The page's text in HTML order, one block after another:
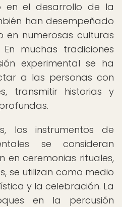
en el desarrollo de la
han desempeñado
en numerosas culturas
muchas tradiciones
experimental se ha
a las personas con
transmitir historias y
los instrumentos de
se consideran
en ceremonias rituales,
se utilizan como medio
y la celebración. La
en la percusión